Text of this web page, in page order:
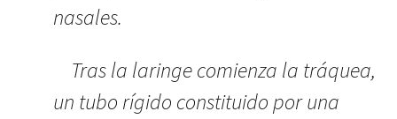
nasales.
Tras la laringe comienza la tráquea,
un tubo rígido constituido por una